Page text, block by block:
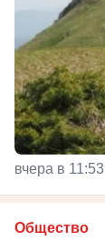
вчера в 11:53
Общество